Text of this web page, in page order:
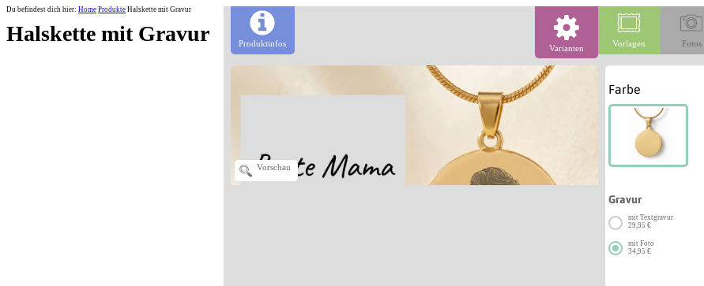
Du befindest dich hier: Home Produkte Halskette mit Gravur
Halskette mit Gravur Produktinfos Varianten Vorlagen Fotos
Vorschau
Farbe
Gravur
mit Textgravur
29,95 €
mit Foto
34,95 €